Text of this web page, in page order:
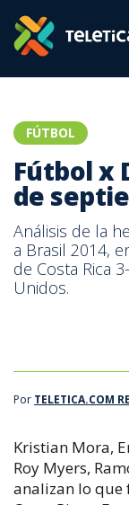
FÚTBOL
Fútbol x
de
Análisis de la
a Brasil 2014,
de Costa Rica
Unidos.
Por TELETICA.COM
Kristian Mora,
Roy Myers,
analizan lo que